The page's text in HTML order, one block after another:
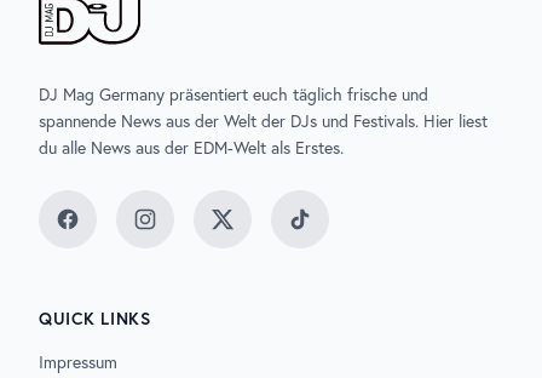
DJ Mag Germany präsentiert euch täglich frische und
spannende News aus der Welt der DJs und Festivals. Hier liest
du alle News aus der EDM-Welt als Erstes.
FacebookInstagramTwitter TikTok
QUICK LINKS
Impressum